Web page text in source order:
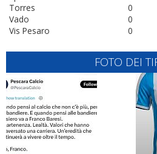
0
Torres
0
Vado
0
Vis Pesaro
FOTO DEI